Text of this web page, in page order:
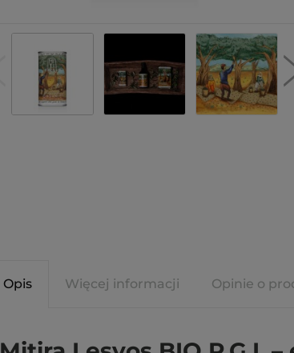
Opis Więcej informacji Opinie o